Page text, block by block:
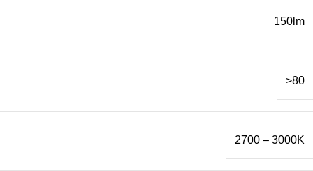
150lm
>80
2700 – 3000K